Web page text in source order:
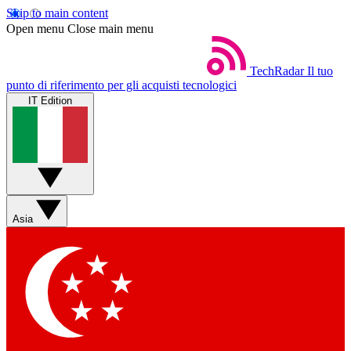
Skip to main content
Open menu Close main menu
TechRadar Il tuo
punto di riferimento per gli acquisti tecnologici
IT Edition
Asia